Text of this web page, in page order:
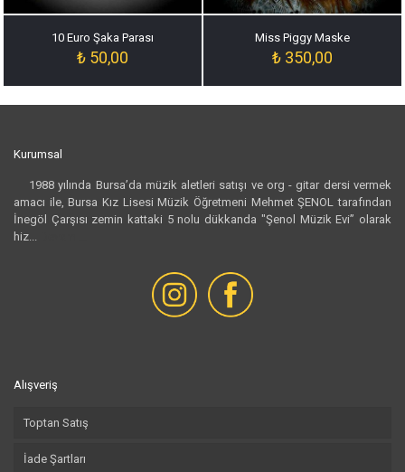
10 Euro Şaka Parası
₺ 50,00
Miss Piggy Maske
₺ 350,00
Kurumsal
1988 yılında Bursa’da müzik aletleri satışı ve org - gitar dersi vermek
amacı ile, Bursa Kız Lisesi Müzik Öğretmeni Mehmet ŞENOL tarafından
İnegöl Çarşısı zemin kattaki 5 nolu dükkanda "Şenol Müzik Evi” olarak
hiz...
Alışveriş
Toptan Satış
İade Şartları